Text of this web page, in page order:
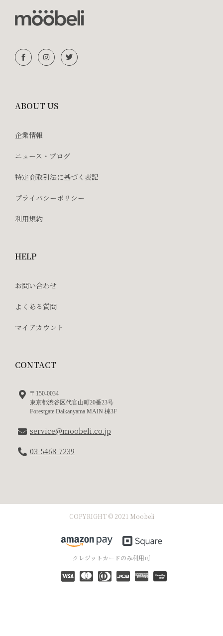
ABOUT US
企業情報
ニュース・ブログ
特定商取引法に基づく表記
プライバシーポリシー
利用規約
HELP
お問い合わせ
よくある質問
マイアカウント
CONTACT
〒150-0034
東京都渋谷区代官山町20番23号
Forestgate Daikanyama MAIN 棟3F
service@moobeli.co.jp
03-5468-7239
COPYRIGHT © 2021 Moobeli
クレジットカードのみ利用可